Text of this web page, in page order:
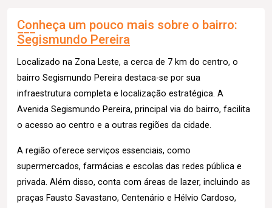
Conheça um pouco mais sobre o bairro:
Segismundo Pereira
Localizado na Zona Leste, a cerca de 7 km do centro, o
bairro Segismundo Pereira destaca-se por sua
infraestrutura completa e localização estratégica. A
Avenida Segismundo Pereira, principal via do bairro, facilita
o acesso ao centro e a outras regiões da cidade.
A região oferece serviços essenciais, como
supermercados, farmácias e escolas das redes pública e
privada. Além disso, conta com áreas de lazer, incluindo as
praças Fausto Savastano, Centenário e Hélvio Cardoso,